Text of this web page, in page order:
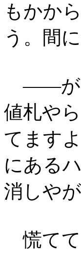
もかか
う。間
――が
値札や
てます
にある
消しや
慌てて